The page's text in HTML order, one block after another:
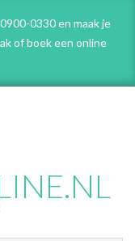
0330 en maak je
of boek een online